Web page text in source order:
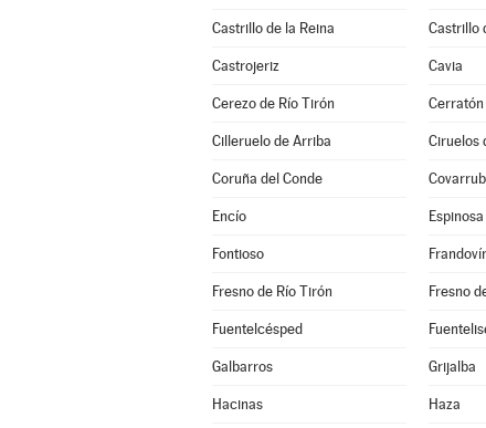
Castrillo de la Reina Castrillo
Castrojeriz Cavia
Cerezo de Río Tirón
Cilleruelo de Arriba Ciruelos
Coruña del Conde
Encío
Fontioso
Fresno de Río Tirón Fresno
Fuentelcésped
Galbarros Grijalba
Hacinas Haza